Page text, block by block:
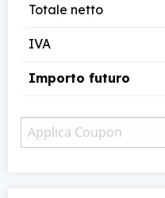
Totale netto
IVA
Importo futuro